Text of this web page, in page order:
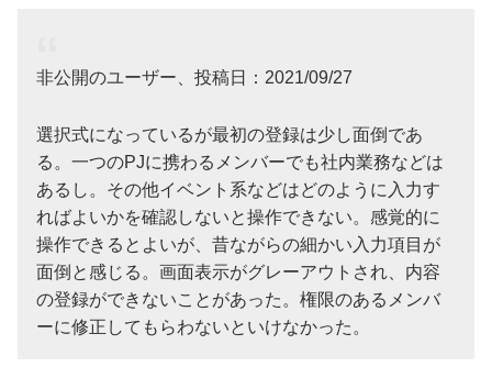
非公開のユーザー、投稿日：2021/09/27
選択式になっているが最初の登録は少し面倒であ
る。一つのPJに携わるメンバーでも社内業務などは
あるし。その他イベント系などはどのように入力す
ればよいかを確認しないと操作できない。感覚的に
操作できるとよいが、昔ながらの細かい入力項目が
面倒と感じる。画面表示がグレーアウトされ、内容
の登録ができないことがあった。権限のあるメンバ
ーに修正してもらわないといけなかった。